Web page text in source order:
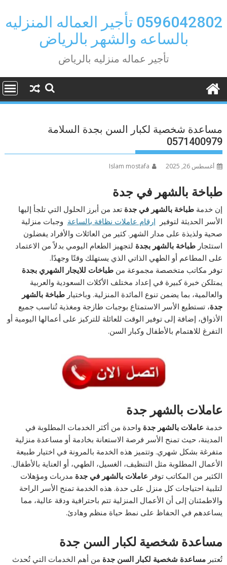
to
content
0596042802 تأجير العماله المنزليه
بالساعه والشهر بالرياض
تأجير عماله منزليه بالرياض
مساعدة شخصية لكبار السن بجدة السلامة
0571400979
أغسطس 26, 2025 Islam mostafa
طباخة بالشهر في جدة
إن خدمةطباخة بالشهر في جدة تعد من أبرز الحلول التي تلجأ إليها
الأسر الحديثة لتوفير ارقام عاملات نظافة بالساعة وجبات منزلية
صحية ولذيذة على مدار الشهر. كثير من العائلات والأفراد يفضلون
استئجارطباخة بالشهر بجدة لتجهيز الطعام اليومي بدلاً من الاعتماد
على المطاعم أو الطهي الذاتي الذي يستهلك وقتًا وجهدًا.
توفر مكاتب متخصصة مجموعة منطباخات للايجار الشهري بجدة
يمتلكن خبرة كبيرة في إعداد مختلف الأكلات السعودية والعربية
والعالمية، بما يضمن تنوع المائدة المنزلية. وباختيارطباخة بالشهر
جدة، تستطيع الأسر الاستمتاع بوجبات طازجة ومغذية تُناسب جميع
الأذواق، إضافة إلى توفير الوقت للعائلة للتركيز على أعمالها اليومية أو
التفرغ للاهتمام بالأطفال وكبار السن.
عاملات بالشهر جدة
خدمة عاملات بالشهر جدة واحدة من أكثر الخدمات المطلوبة في
المدينة، حيث تمنح الأسر فرصة الاستعانة بخادمة أو مساعدة منزلية
متفرغة بشكل شهري. وتتميز هذه الخدمة بالمرونة في اختيار طبيعة
الأعمال المطلوبة مثل التنظيف، الغسيل، الطهي، أو العناية بالأطفال.
الكثير من المكاتب توفر عاملات بالشهر في جدة مدربات ومؤهلات
لتلبية احتياجات كل منزل على حدة. هذه الخدمة تمنح الأسر الراحة
والاطمئنان إلى أن الأعمال المنزلية تتم باحترافية ودقة عالية، مما
يساعدهم في الحفاظ على نمط حياة منظم وهادئ.
مساعدة شخصية لكبار السن جدة
تُعتبرمساعدة شخصية لكبار السن جدة من أهم الخدمات التي تُحدث